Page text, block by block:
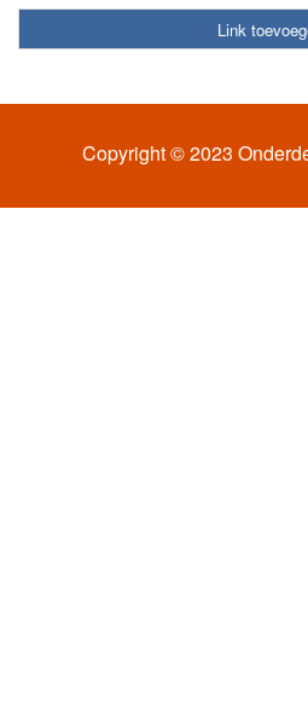
Link
Copyright © 2023